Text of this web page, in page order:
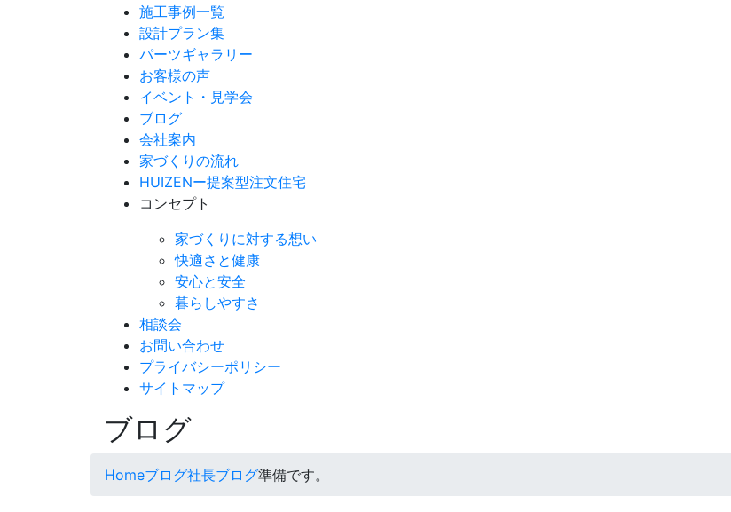
施工事例一覧
設計プラン集
パーツギャラリー
お客様の声
イベント・見学会
ブログ
会社案内
家づくりの流れ
HUIZENー提案型注文住宅
コンセプト
家づくりに対する想い
快適さと健康
安心と安全
暮らしやすさ
相談会
お問い合わせ
プライバシーポリシー
サイトマップ
ブログ
Homeブログ社長ブログ準備です。